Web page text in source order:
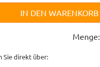
IN DEN WARENKORB
Menge:
Sie direkt über: